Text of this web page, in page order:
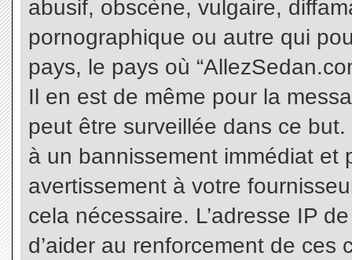
abusif, obscène, vulgaire,
pornographique ou autre qui
pays, le pays où
Il en est de même pour la
peut être surveillée dans ce
à un bannissement immédiat et
avertissement à votre
cela nécessaire. L’adresse IP
d’aider au renforcement de